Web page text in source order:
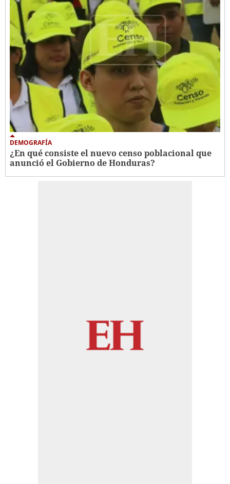
DEMOGRAFÍA
¿En qué consiste el nuevo censo poblacional que
anunció el Gobierno de Honduras?